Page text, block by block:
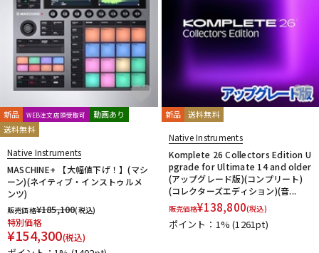
新品 WEB注文店頭受取可
動画あり
送料無料
Native Instruments
MASCHINE+ 【大幅値下げ！】(マシ
ーン)(ネイティブ・インストゥルメ
ンツ)
販売価格¥185,100(税込)
特別価格
¥154,300(税込)
新品 送料無料
Native Instruments
Komplete 26 Collectors Edition U
pgrade for Ultimate 14 and older
(アップグレード版)(コンプリート)
(コレクターズエディション)(音...
販売価格¥138,800(税込)
ポイント：1%(1261pt)